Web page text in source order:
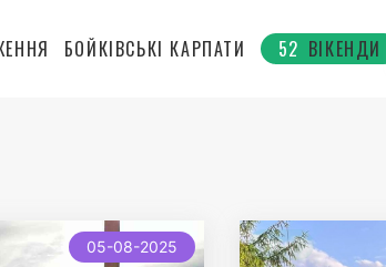
БОЙКІВСЬКІ КАРПАТИ 52 ВІКЕНДИ
05-08-2025 new